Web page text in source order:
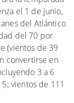
el 1 de junio,
del Atlántico
del 70 por
(vientos de 39
convertirse en
3 a 6
vientos de 111